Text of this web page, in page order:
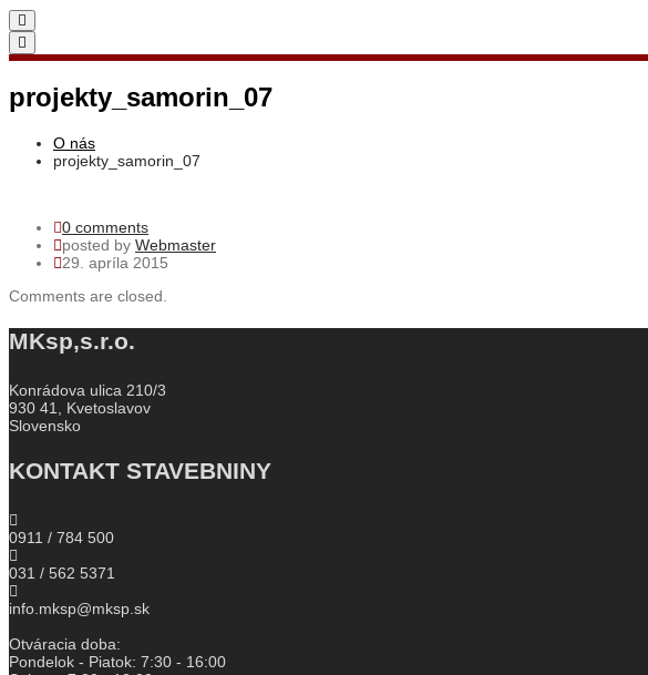
Toggle
navigation
projekty_samorin_07
O nás
projekty_samorin_07
0 comments
posted by Webmaster
29. apríla 2015
Comments are closed.
MKsp,s.r.o.
Konrádova ulica 210/3
930 41, Kvetoslavov
Slovensko
KONTAKT STAVEBNINY
0911 / 784 500
031 / 562 5371
info.mksp@mksp.sk
Otváracia doba:
Pondelok - Piatok: 7:30 - 16:00